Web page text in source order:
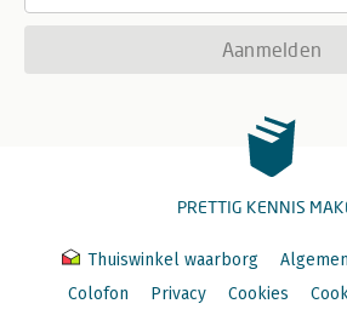
Aanmelden
PRETTIG KENNIS
Thuiswinkel waarborg
Colofon
Privacy Cookies